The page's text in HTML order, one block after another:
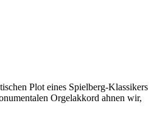
Plot eines Spielberg-Klassikers
Orgelakkord ahnen wir,